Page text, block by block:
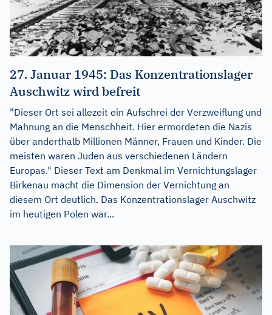
27. Januar 1945: Das Konzentrationslager
Auschwitz wird befreit
"Dieser Ort sei allezeit ein Aufschrei der Verzweiflung und
Mahnung an die Menschheit. Hier ermordeten die Nazis
über anderthalb Millionen Männer, Frauen und Kinder. Die
meisten waren Juden aus verschiedenen Ländern
Europas." Dieser Text am Denkmal im Vernichtungslager
Birkenau macht die Dimension der Vernichtung an
diesem Ort deutlich. Das Konzentrationslager Auschwitz
im heutigen Polen war...